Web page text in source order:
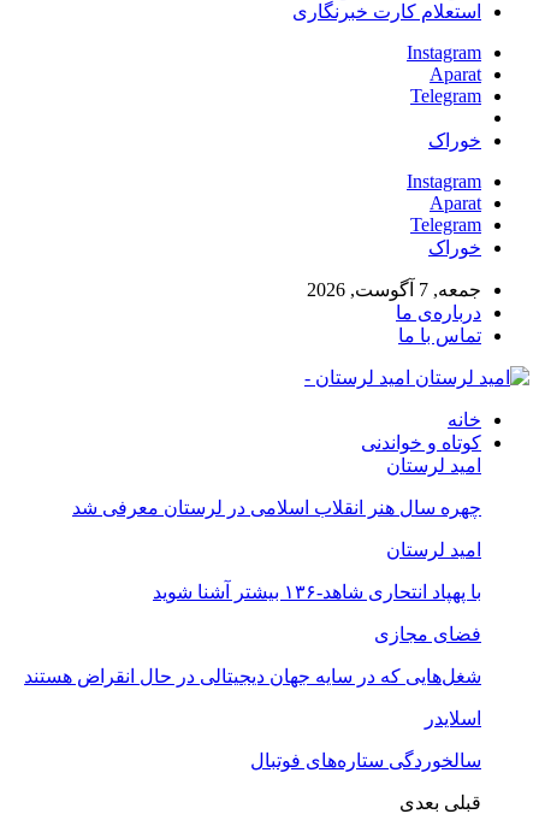
استعلام کارت خبرنگاری
Instagram
Aparat
Telegram
خوراک
Instagram
Aparat
Telegram
خوراک
جمعه, 7 آگوست, 2026
درباره‌ی ما
تماس با ما
امید لرستان -
خانه
کوتاه و خواندنی
امید لرستان
چهره سال هنر انقلاب اسلامی در لرستان معرفی شد
امید لرستان
با پهپاد انتحاری شاهد-۱۳۶ بیشتر آشنا شوید
فضای مجازی
شغل‌‌هایی که در سایه جهان دیجیتالی در حال انقراض هستند
اسلایدر
سالخوردگی ستاره‌های فوتبال
قبلی بعدی